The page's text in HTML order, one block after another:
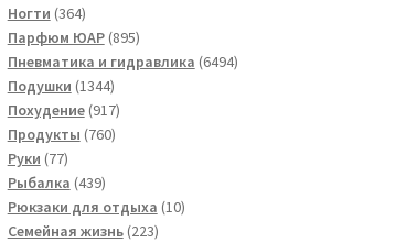
Ногти 364364
товара
Парфюм ЮАР 895895
товаров
Пневматика и гидравлика 64946494
Подушки 13441344
товара
Похудение 917917
товаров
Продукты 760760
Руки 7777
товаров
Рыбалка 439439
товаров
Рюкзаки для отдыха 1010
Семейная жизнь 223223